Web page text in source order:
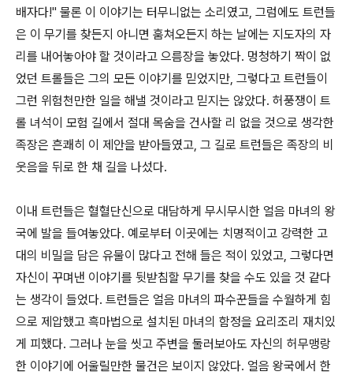
배자다!'' 물론 이 이야기는 터무니없는 소리였고, 그럼에도 트런들
은 이 무기를 찾든지 아니면 훔쳐오든지 하는 날에는 지도자의 자
리를 내어놓아야 할 것이라고 으름장을 놓았다. 멍청하기 짝이 없
었던 트롤들은 그의 모든 이야기를 믿었지만, 그렇다고 트런들이
그런 위험천만한 일을 해낼 것이라고 믿지는 않았다. 허풍쟁이 트
롤 녀석이 모험 길에서 절대 목숨을 건사할 리 없을 것으로 생각한
족장은 흔쾌히 이 제안을 받아들였고, 그 길로 트런들은 족장의 비
웃음을 뒤로 한 채 길을 나섰다.
이내 트런들은 혈혈단신으로 대담하게 무시무시한 얼음 마녀의 왕
국에 발을 들여놓았다. 예로부터 이곳에는 치명적이고 강력한 고
대의 비밀을 담은 유물이 많다고 전해 들은 적이 있었고, 그렇다면
자신이 꾸며낸 이야기를 뒷받침할 무기를 찾을 수도 있을 것 같다
는 생각이 들었다. 트런들은 얼음 마녀의 파수꾼들을 수월하게 힘
으로 제압했고 흑마법으로 설치된 마녀의 함정을 요리조리 재치있
게 피했다. 그러나 눈을 씻고 주변을 둘러보아도 자신의 허무맹랑
한 이야기에 어울릴만한 물건은 보이지 않았다. 얼음 왕국에서 한